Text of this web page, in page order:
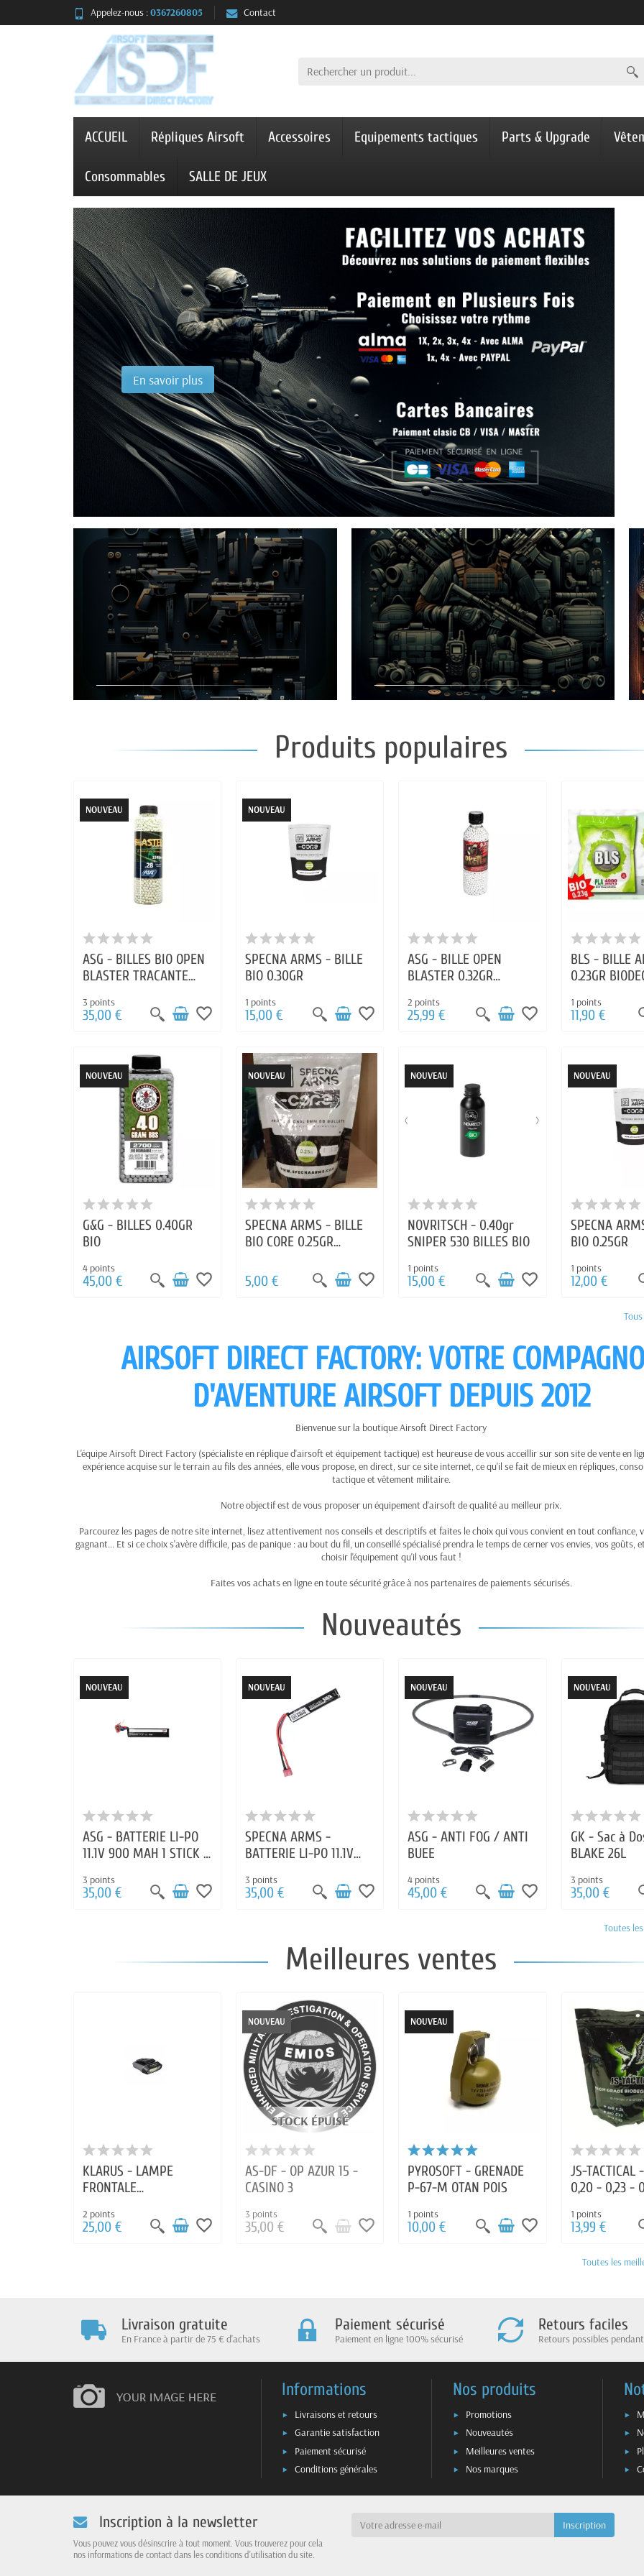
Appelez-nous :0367260805 Contact
ACCUEIL Répliques Airsoft Accessoires Equipements tactiques Parts & Upgrade
Consommables SALLE DE JEUX
En savoir plus
Produits populaires
NOUVEAU
ASG - BILLES BIO OPEN
BLASTER TRACANTE
3 points
35,00 € favorite_border
NOUVEAU
SPECNA ARMS - BILLE
BIO 0.30GR
1 points
15,00 € favorite_border
ASG - BILLE OPEN
BLASTER 0.32GR
AIRSO
2 points
25,99 € favorite_border
BLS - BILLE
0.23GR
1 points
11,90 €
NOUVEAU
G&G - BILLES 0.40GR
BIO
4 points
45,00 € favorite_border
NOUVEAU
SPECNA ARMS - BILLE
BIO CORE 0.25GR
5,00 €
favorite_border
NOUVEAU
NOVRITSCH - 0.40gr
SNIPER 530 BILLES BIO
1 points
15,00 € favorite_border
NOUVEAU
SPECNA
BIO 0.25GR
1 points
12,00 €
AIRSOFT DIRECT FACTORY: VOTRE
D'AVENTURE AIRSOFT DEPUIS 2012
Bienvenue sur la boutique Airsoft Direct Factory
L'équipe Airsoft Direct Factory (spécialiste en réplique d'airsoft et équipement tactique) est heureuse de vous acceillir sur son site de vente en
expérience acquise sur le terrain au fils des années, elle vous propose, en direct, sur ce site internet, ce qu'il se fait de mieux en répliques,
tactique et vêtement militaire.
Notre objectif est de vous proposer un équipement d'airsoft de qualité au meilleur prix.
Parcourez les pages de notre site internet, lisez attentivement nos conseils et descriptifs et faites le choix qui vous convient en tout confiance,
gagnant... Et si ce choix s'avère difficile, pas de panique : au bout du fil, un conseillé spécialisé prendra le temps de cerner vos envies, vos goûts,
choisir l'équipement qu'il vous faut !
Faites vos achats en ligne en toute sécurité grâce à nos partenaires de paiements sécurisés.
Nouveautés
NOUVEAU
ASG - BATTERIE LI-PO
11.1V 900 MAH 1 STICK T
3 points
35,00 € favorite_border
NOUVEAU
SPECNA ARMS -
BATTERIE LI-PO 11.1V
DEAN
3 points
35,00 € favorite_border
NOUVEAU
ASG - ANTI FOG / ANTI
BUEE
4 points
45,00 € favorite_border
NOUVEAU
GK - Sac à
BLAKE 26L
3 points
35,00 €
Toutes
Meilleures ventes
KLARUS - LAMPE
FRONTALE
100LUMENS
2 points
25,00 € favorite_border
NOUVEAU
STOCK ÉPUISÉ
AS-DF - OP AZUR 15 -
CASINO 3
3 points
35,00 € favorite_border
NOUVEAU
PYROSOFT - GRENADE
P-67-M OTAN POIS
1 points
10,00 € favorite_border
JS-TACTICAL
0,20 - 0,23 -
1 points
13,99 €
Toutes les
Livraison gratuite
En France à partir de 75 € d'achats
Paiement sécurisé
Paiement en ligne 100% sécurisé
Retours faciles
Retours possibles
Informations
Livraisons et retours
Garantie satisfaction
Paiement sécurisé
Conditions générales
Nos produits
Promotions
Nouveautés
Meilleures ventes
Nos marques
Inscription à la newsletter
Vous pouvez vous désinscrire à tout moment. Vous trouverez pour cela
nos informations de contact dans les conditions d'utilisation du site.